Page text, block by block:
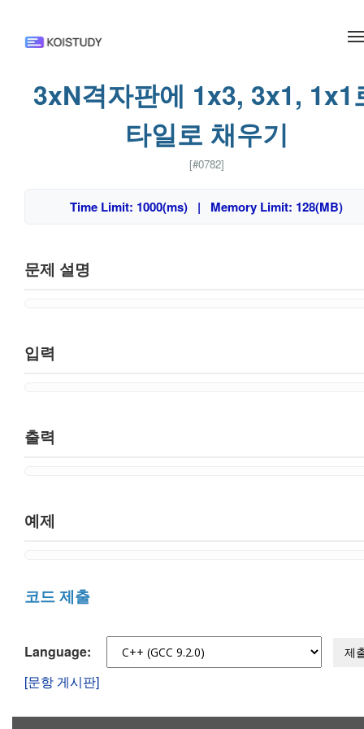
3xN격자판에 1x3, 3x1, 1x1
타일로 채우기
[#0782]
Time Limit: 1000(ms) | Memory Limit: 128(MB)
문제 설명
입력
출력
예제
코드 제출
Language: 제
[문항 게시판]